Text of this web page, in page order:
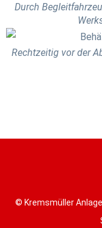
Durch
Rechtzeitig vor der
© Kremsmüller